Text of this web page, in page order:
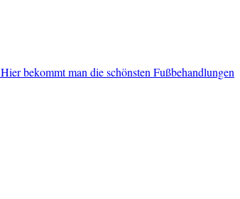
bekommt man die schönsten Fußbehandlungen